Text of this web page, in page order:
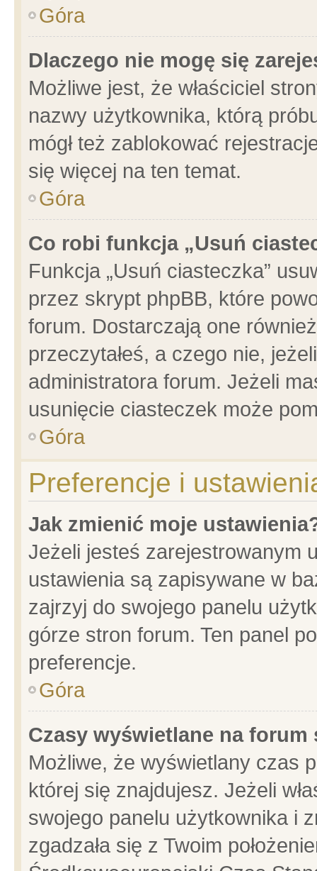
Góra
Dlaczego nie mogę się
Możliwe jest, że właściciel
nazwy użytkownika, którą
mógł też zablokować
się więcej na ten temat.
Góra
Co robi funkcja „Usuń
Funkcja „Usuń ciasteczka”
przez skrypt phpBB, które
forum. Dostarczają one
przeczytałeś, a czego nie,
administratora forum. Jeżeli
usunięcie ciasteczek może
Góra
Preferencje i
Jak zmienić moje
Jeżeli jesteś zarejestrowanym
ustawienia są zapisywane w
zajrzyj do swojego panelu
górze stron forum. Ten panel
preferencje.
Góra
Czasy wyświetlane na forum
Możliwe, że wyświetlany czas
której się znajdujesz. Jeżeli
swojego panelu użytkownika i
zgadzała się z Twoim